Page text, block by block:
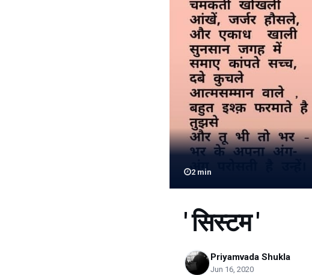
2 min
' सिस्टम '
Priyamvada Shukla
Jun 16, 2020